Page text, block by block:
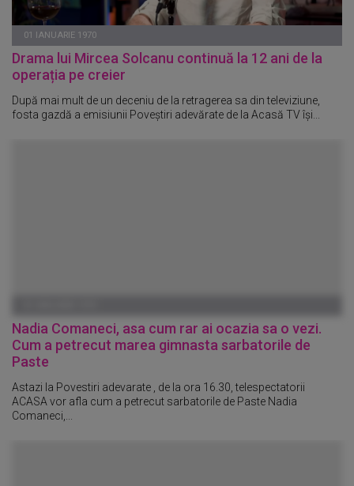
01 IANUARIE 1970
Drama lui Mircea Solcanu continuă la 12 ani de la
operația pe creier
După mai mult de un deceniu de la retragerea sa din televiziune,
fosta gazdă a emisiunii Poveștiri adevărate de la Acasă TV își...
Nadia Comaneci, asa cum rar ai ocazia sa o vezi.
Cum a petrecut marea gimnasta sarbatorile de
Paste
Astazi la Povestiri adevarate , de la ora 16.30, telespectatorii
ACASA vor afla cum a petrecut sarbatorile de Paste Nadia
Comaneci,...